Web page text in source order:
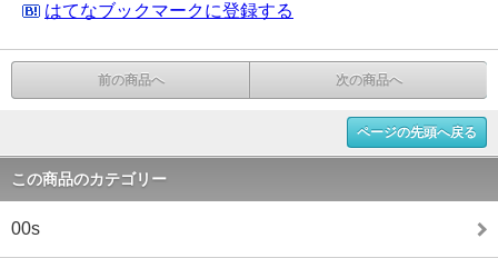
はてなブックマークに登録する
前の商品へ 次の商品へ
ページの先頭へ戻る
この商品のカテゴリー
00s